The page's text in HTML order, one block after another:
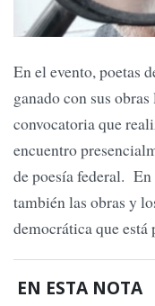
En el evento, poetas
ganado con sus
convocatoria que
encuentro
de poesía federal. En
también las obras y
democrática que
EN ESTA NOTA